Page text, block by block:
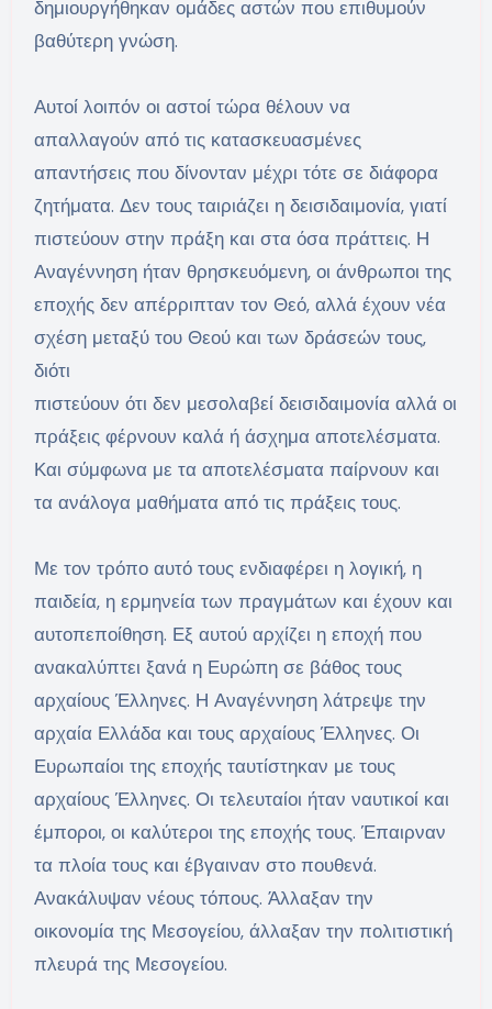
δημιουργήθηκαν ομάδες αστών που επιθυμούν
βαθύτερη γνώση.
Αυτοί λοιπόν οι αστοί τώρα θέλουν να
απαλλαγούν από τις κατασκευασμένες
απαντήσεις που δίνονταν μέχρι τότε σε διάφορα
ζητήματα. Δεν τους ταιριάζει η δεισιδαιμονία, γιατί
πιστεύουν στην πράξη και στα όσα πράττεις. Η
Αναγέννηση ήταν θρησκευόμενη, οι άνθρωποι της
εποχής δεν απέρριπταν τον Θεό, αλλά έχουν νέα
σχέση μεταξύ του Θεού και των δράσεών τους,
διότι
πιστεύουν ότι δεν μεσολαβεί δεισιδαιμονία αλλά οι
πράξεις φέρνουν καλά ή άσχημα αποτελέσματα.
Και σύμφωνα με τα αποτελέσματα παίρνουν και
τα ανάλογα μαθήματα από τις πράξεις τους.
Με τον τρόπο αυτό τους ενδιαφέρει η λογική, η
παιδεία, η ερμηνεία των πραγμάτων και έχουν και
αυτοπεποίθηση. Εξ αυτού αρχίζει η εποχή που
ανακαλύπτει ξανά η Ευρώπη σε βάθος τους
αρχαίους Έλληνες. Η Αναγέννηση λάτρεψε την
αρχαία Ελλάδα και τους αρχαίους Έλληνες. Οι
Ευρωπαίοι της εποχής ταυτίστηκαν με τους
αρχαίους Έλληνες. Οι τελευταίοι ήταν ναυτικοί και
έμποροι, οι καλύτεροι της εποχής τους. Έπαιρναν
τα πλοία τους και έβγαιναν στο πουθενά.
Ανακάλυψαν νέους τόπους. Άλλαξαν την
οικονομία της Μεσογείου, άλλαξαν την πολιτιστική
πλευρά της Μεσογείου.